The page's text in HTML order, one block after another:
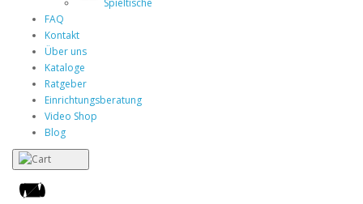
FAQ
Kontakt
Über uns
Kataloge
Ratgeber
Einrichtungsberatung
Video Shop
Blog